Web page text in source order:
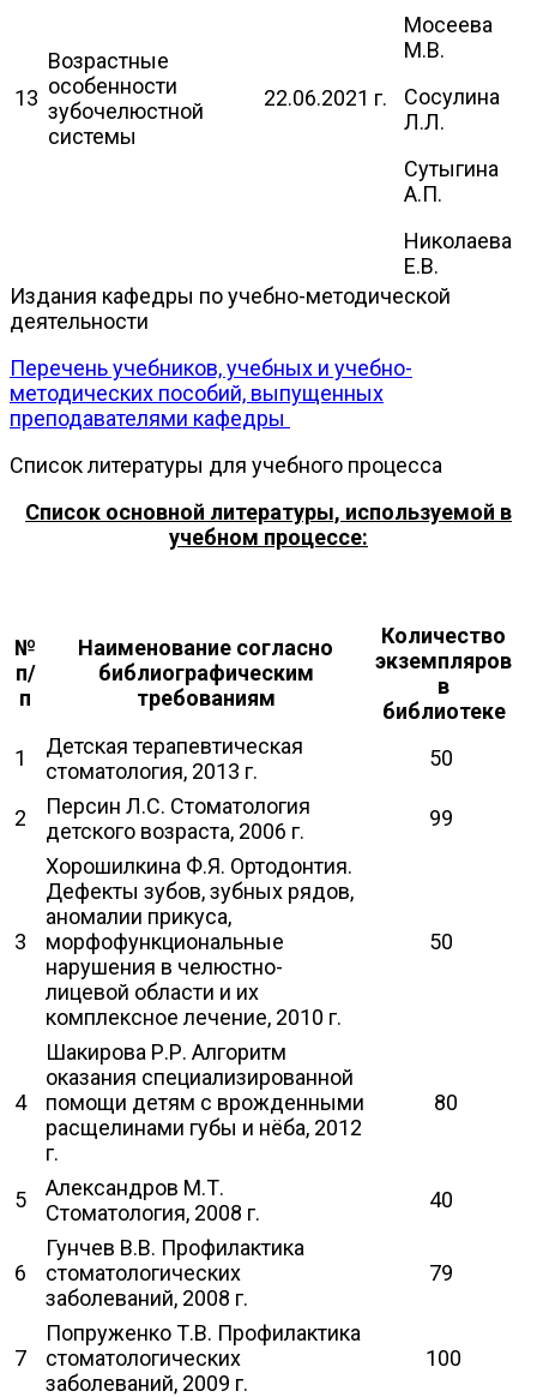
13
Возрастные
особенности
зубочелюстной
системы
22.06.2021 г.
Мосеева
М.В.
Сосулина
Л.Л.
Сутыгина
А.П.
Николаева
Е.В.
Издания кафедры по учебно-методической
деятельности
Перечень учебников, учебных и учебно-
методических пособий, выпущенных
преподавателями кафедры
Список литературы для учебного процесса
Список основной литературы, используемой в
учебном процессе:
№
п/
п
Наименование согласно
библиографическим
требованиям
Количество
экземпляров
в
библиотеке
1
Детская терапевтическая
стоматология, 2013 г.
50
2
Персин Л.С. Стоматология
детского возраста, 2006 г.
99
3
Хорошилкина Ф.Я. Ортодонтия.
Дефекты зубов, зубных рядов,
аномалии прикуса,
морфофункциональные
нарушения в челюстно-
лицевой области и их
комплексное лечение, 2010 г.
50
4
Шакирова Р.Р. Алгоритм
оказания специализированной
помощи детям с врожденными
расщелинами губы и нёба, 2012
г.
80
5
Александров М.Т.
Стоматология, 2008 г.
40
6
Гунчев В.В. Профилактика
стоматологических
заболеваний, 2008 г.
79
7
Попруженко Т.В. Профилактика
стоматологических
заболеваний, 2009 г.
100